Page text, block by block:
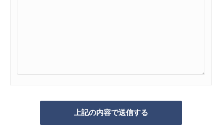
このフィールドは空のままにしてください。